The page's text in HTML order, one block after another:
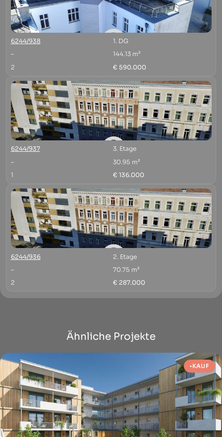
6244/938
1. DG
–
144.13 m²
2
€ 590.000
6244/937
3. Etage
–
30.95 m²
1
€ 136.000
6244/936
2. Etage
–
70.75 m²
2
€ 287.000
Ähnliche Projekte
KAUF